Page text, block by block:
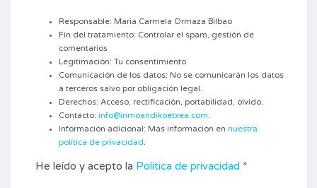
Responsable: Maria Carmela Ormaza Bilbao
Fin del tratamiento: Controlar el spam, gestión de
comentarios
Legitimación: Tu consentimiento
Comunicación de los datos: No se comunicarán los datos
a terceros salvo por obligación legal.
Derechos: Acceso, rectificación, portabilidad, olvido.
Contacto: info@inmoandikoetxea.com.
Información adicional: Más información en nuestra
política de privacidad.
He leído y acepto la Política de privacidad *